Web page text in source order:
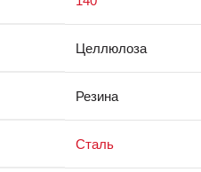
Целлюлоза
Резина
Сталь